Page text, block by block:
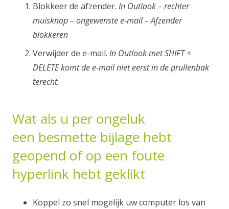
Blokkeer de afzender. In Outlook – rechter
muisknop – ongewenste e-mail – Afzender
blokkeren
Verwijder de e-mail. In Outlook met SHIFT +
DELETE komt de e-mail niet eerst in de prullenbak
terecht.
Wat als u per ongeluk
een besmette bijlage hebt
geopend of op een foute
hyperlink hebt geklikt
Koppel zo snel mogelijk uw computer los van